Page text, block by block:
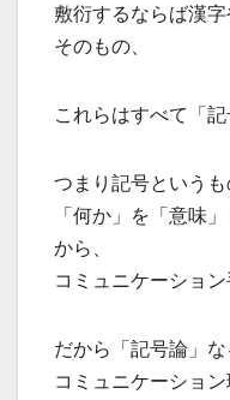
敷衍するならば漢
そのもの、
これらはすべて「記
つまり記号というも
「何か」を「意味
から、
コミュニケーショ
だから「記号論」な
コミュニケーショ